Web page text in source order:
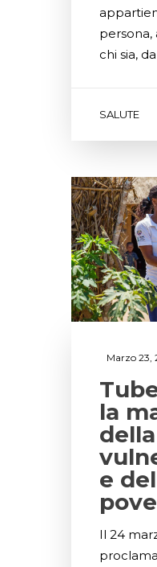
persona,
chi sia,
SALUTE
Marzo 23,
la
della
e
Il 24